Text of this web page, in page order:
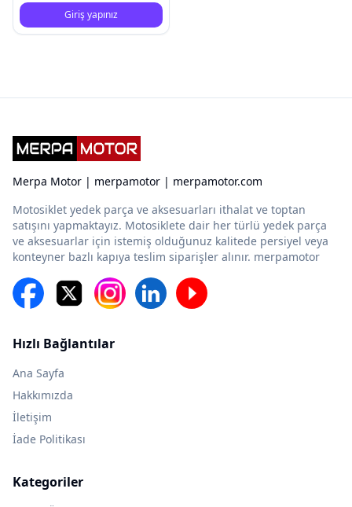
Giriş yapınız
Merpa Motor | merpamotor | merpamotor.com
Motosiklet yedek parça ve aksesuarları ithalat ve toptan
satışını yapmaktayız. Motosiklete dair her türlü yedek parça
ve aksesuarlar için istemiş olduğunuz kalitede persiyel veya
konteyner bazlı kapıya teslim siparişler alınır. merpamotor
Hızlı Bağlantılar
Ana Sayfa
Hakkımızda
İletişim
İade Politikası
Kategoriler